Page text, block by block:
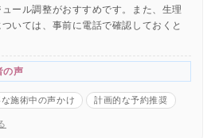
ール調整がおすすめです。また、生理
いては、事前に電話で確認しておくと
の声
施術中の声かけ 計画的な予約推奨